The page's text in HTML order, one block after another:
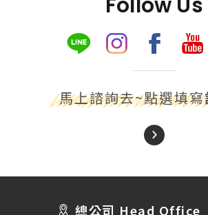
About Us 關於我們
馬上諮詢去~點選填寫
總公司 Head Office